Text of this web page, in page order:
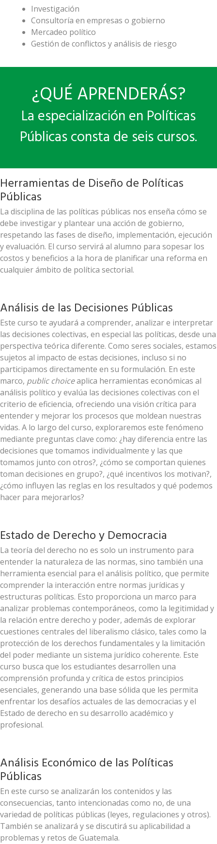
Investigación
Consultoría en empresas o gobierno
Mercadeo político
Gestión de conflictos y análisis de riesgo
¿QUÉ APRENDERÁS?
La especialización en Políticas
Públicas consta de seis cursos.
Herramientas de Diseño de Políticas
Públicas
La disciplina de las políticas públicas nos enseña cómo se
debe investigar y plantear una acción de gobierno,
respetando las fases de diseño, implementación, ejecución
y evaluación. El curso servirá al alumno para sopesar los
costos y beneficios a la hora de planificar una reforma en
cualquier ámbito de política sectorial.
Análisis de las Decisiones Públicas
Este curso te ayudará a comprender, analizar e interpretar
las decisiones colectivas, en especial las políticas, desde una
perspectiva teórica diferente. Como seres sociales, estamos
sujetos al impacto de estas decisiones, incluso si no
participamos directamente en su formulación. En este
marco, public choiceaplica herramientas económicas al
análisis político y evalúa las decisiones colectivas con el
criterio de eficiencia, ofreciendo una visión crítica para
entender y mejorar los procesos que moldean nuestras
vidas. A lo largo del curso, exploraremos este fenómeno
mediante preguntas clave como: ¿hay diferencia entre las
decisiones que tomamos individualmente y las que
tomamos junto con otros?, ¿cómo se comportan quienes
toman decisiones en grupo?, ¿qué incentivos los motivan?,
¿cómo influyen las reglas en los resultados y qué podemos
hacer para mejorarlos?
Estado de Derecho y Democracia
La teoría del derecho no es solo un instrumento para
entender la naturaleza de las normas, sino también una
herramienta esencial para el análisis político, que permite
comprender la interacción entre normas jurídicas y
estructuras políticas. Esto proporciona un marco para
analizar problemas contemporáneos, como la legitimidad y
la relación entre derecho y poder, además de explorar
cuestiones centrales del liberalismo clásico, tales como la
protección de los derechos fundamentales y la limitación
del poder mediante un sistema jurídico coherente. Este
curso busca que los estudiantes desarrollen una
comprensión profunda y crítica de estos principios
esenciales, generando una base sólida que les permita
enfrentar los desafíos actuales de las democracias y el
Estado de derecho en su desarrollo académico y
profesional.
Análisis Económico de las Políticas
Públicas
En este curso se analizarán los contenidos y las
consecuencias, tanto intencionadas como no, de una
variedad de políticas públicas (leyes, regulaciones y otros).
También se analizará y se discutirá su aplicabilidad a
problemas y retos de Guatemala.